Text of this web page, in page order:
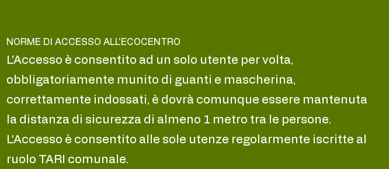
NORME DI ACCESSO ALL'ECOCENTRO
L'Accesso è consentito ad un solo utente per volta,
obbligatoriamente munito di guanti e mascherina,
correttamente indossati, è dovrà comunque essere mantenuta
la distanza di sicurezza di almeno 1 metro tra le persone.
L'Accesso è consentito alle sole utenze regolarmente iscritte al
ruolo TARI comunale.